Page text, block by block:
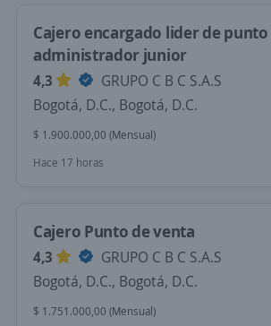
Cajero encargado lider de punto
administrador junior
4,3
GRUPO C B C S.A.S
Bogotá, D.C., Bogotá, D.C.
$ 1.900.000,00 (Mensual)
Hace 17 horas
Cajero Punto de venta
4,3
GRUPO C B C S.A.S
Bogotá, D.C., Bogotá, D.C.
$ 1.751.000,00 (Mensual)